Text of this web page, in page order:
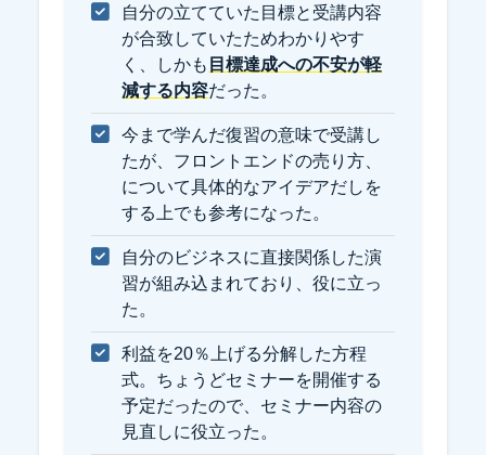
自分の立てていた目標と受講内容
が合致していたためわかりやす
く、しかも 目標達成への不安が軽
減する内容だった。
今まで学んだ復習の意味で受講し
たが、フロントエンドの売り方、
について具体的なアイデアだしを
する上でも参考になった。
自分のビジネスに直接関係した演
習が組み込まれており、役に立っ
た。
利益を20％上げる分解した方程
式。ちょうどセミナーを開催する
予定だったので、セミナー内容の
見直しに役立った。